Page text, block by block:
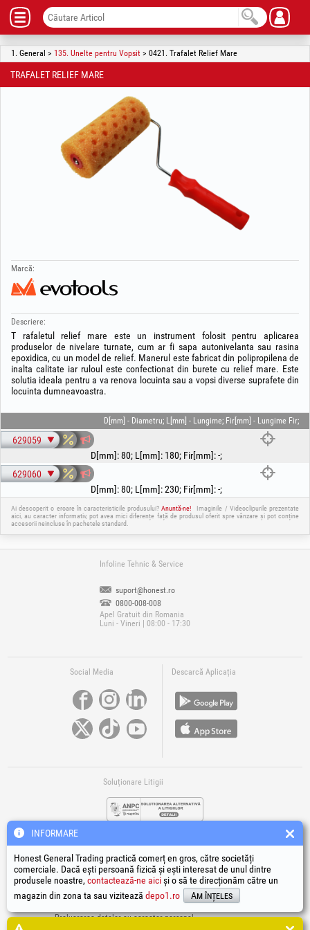
1. General > 135. Unelte pentru Vopsit > 0421. Trafalet Relief Mare
TRAFALET RELIEF MARE
Marcă:
Descriere:
T rafaletul relief mare este un instrument folosit pentru aplicarea
produselor de nivelare turnate, cum ar fi sapa autonivelanta sau rasina
epoxidica, cu un model de relief. Manerul este fabricat din polipropilena de
inalta calitate iar ruloul este confectionat din burete cu relief mare. Este
solutia ideala pentru a va renova locuinta sau a vopsi diverse suprafete din
locuinta dumneavoastra.
D[mm] - Diametru; L[mm] - Lungime; Fir[mm] - Lungime Fir;
629059
D[mm]:80; L[mm]: 180; Fir[mm]:-;
629060
D[mm]:80; L[mm]:230; Fir[mm]:-;
Ai descoperit o eroare în caracteristicile produsului?Anuntă-ne!
Imaginile / Videoclipurile prezentate
aici, au caracter informativ, pot avea mici diferențe față de produsul oferit spre vânzare și pot conține
accesorii neincluse în pachetele standard.
Infoline Tehnic & Service
suport@honest.ro
0800-008-008
Apel Gratuit din Romania
Luni - Vineri | 08:00 - 17:30
Social Media Descarcă Aplicația
Soluționare Litigii
Legături Utile
Prelucrarea datelor cu caracter personal
INFORMARE
Honest General Trading practică comerț en gros, către societăți
comerciale. Dacă ești persoană fizică și ești interesat de unul dintre
produsele noastre, contactează-ne aiciși o să te direcționăm către un
magazin din zona ta sau vizitează depo1.ro Am înțeles